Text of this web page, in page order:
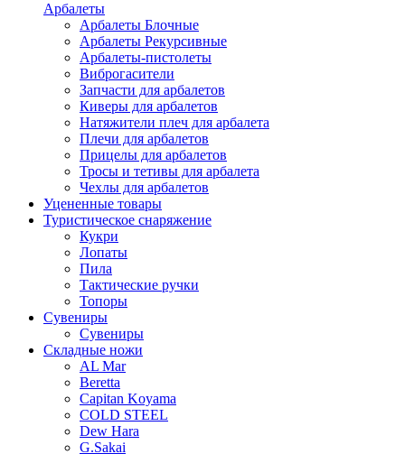
Арбалеты
Арбалеты Блочные
Арбалеты Рекурсивные
Арбалеты-пистолеты
Виброгасители
Запчасти для арбалетов
Киверы для арбалетов
Натяжители плеч для арбалета
Плечи для арбалетов
Прицелы для арбалетов
Тросы и тетивы для арбалета
Чехлы для арбалетов
Уцененные товары
Туристическое снаряжение
Кукри
Лопаты
Пила
Тактические ручки
Топоры
Сувениры
Сувениры
Складные ножи
AL Mar
Beretta
Capitan Koyama
COLD STEEL
Dew Hara
G.Sakai